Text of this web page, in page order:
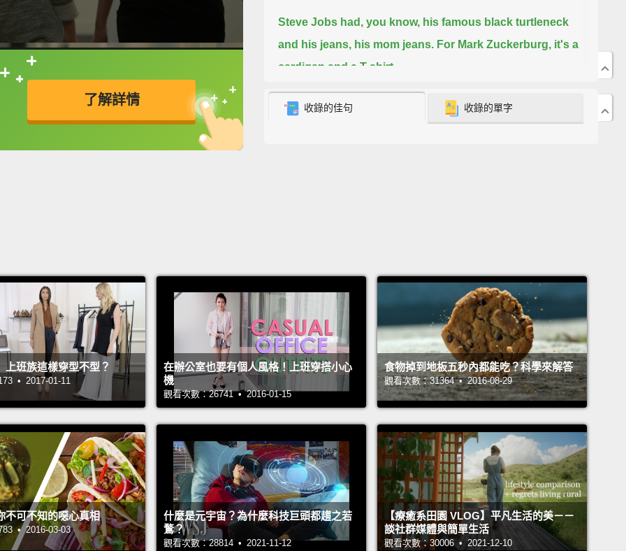
了解詳情
接查字典喔！
英
Steve Jobs had, you know, his famous black turtleneck
and his jeans, his mom jeans. For Mark Zuckerburg, it's a
cardigan and a T-shirt.
史提夫‧賈伯斯穿，你知道，他著名的黑色高領跟牛仔褲，他
的老媽褲。馬克．祖克柏的話，就是一件開襟毛衣和一件 T
Here's what happened.
這是接下來發生的事。
I would describe my work uniform as "business lady who
can get things done."
我會形容我的工作制服為「可以完成事情的上班女郎」。
I would call my style "PJ-businesslike-ish."
我會稱我的造型為「上班睡衣風」。
It's very "ninjaesque-power" outfit.
那是非常「忍者力量般」的穿著。
Day 1 was a breeze...
收錄的佳句 收錄的單字
上班族這樣穿型不型？
• 2017-01-11
在辦公室也要有個人風格！上班穿搭小心
機
觀看次數：26741 • 2016-01-15
食物掉到地板五秒內都能吃？科學來解答
觀看次數：31364 • 2016-08-29
不可不知的噁心真相
• 2016-03-03
什麼是元宇宙？為什麼科技巨頭都趨之若
鶩？
觀看次數：28814 • 2021-11-12
【療癒系田園 VLOG】平凡生活的美－－
談社群媒體與簡單生活
觀看次數：30006 • 2021-12-10